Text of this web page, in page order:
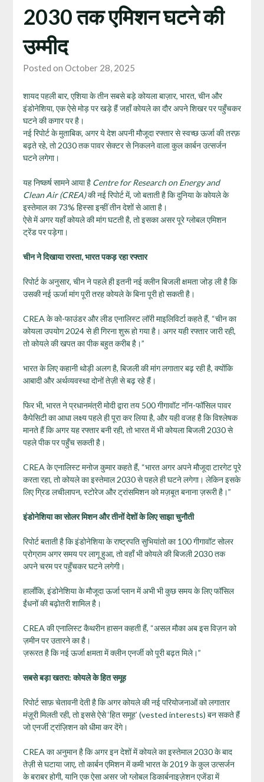
2030 तक एमिशन घटने की
उम्मीद
Posted on October 28, 2025
शायद पहली बार, एशिया के तीन सबसे बड़े कोयला बाज़ार, भारत, चीन और
इंडोनेशिया, एक ऐसे मोड़ पर खड़े हैं जहाँ कोयले का दौर अपने शिखर पर पहुँचकर
घटने की कगार पर है।
नई रिपोर्ट के मुताबिक, अगर ये देश अपनी मौजूदा रफ्तार से स्वच्छ ऊर्जा की तरफ़
बढ़ते रहे, तो 2030 तक पावर सेक्टर से निकलने वाला कुल कार्बन उत्सर्जन
घटने लगेगा।
यह निष्कर्ष सामने आया है Centre for Research on Energy and
Clean Air (CREA)की नई रिपोर्ट में, जो बताती है कि दुनिया के कोयले के
इस्तेमाल का 73% हिस्सा इन्हीं तीन देशों से आता है।
ऐसे में अगर यहाँ कोयले की मांग घटती है, तो इसका असर पूरे ग्लोबल एमिशन
ट्रेंड पर पड़ेगा।
चीन ने दिखाया रास्ता,भारत पकड़ रहा रफ्तार
रिपोर्ट के अनुसार, चीन ने पहले ही इतनी नई क्लीन बिजली क्षमता जोड़ ली है कि
उसकी नई ऊर्जा मांग पूरी तरह कोयले के बिना पूरी हो सकती है।
CREA के को-फाउंडर और लीड एनालिस्ट लॉरी माइलिविर्टा कहते हैं, “चीन का
कोयला उपयोग 2024 से ही गिरना शुरू हो गया है। अगर यही रफ्तार जारी रही,
तो कोयले की खपत का पीक बहुत करीब है।”
भारत के लिए कहानी थोड़ी अलग है, बिजली की मांग लगातार बढ़ रही है, क्योंकि
आबादी और अर्थव्यवस्था दोनों तेज़ी से बढ़ रहे हैं।
फिर भी, भारत ने प्रधानमंत्री मोदी द्वारा तय 500 गीगावॉट नॉन-फॉसिल पावर
कैपेसिटी का आधा लक्ष्य पहले ही पूरा कर लिया है, और यही वजह है कि विश्लेषक
मानते हैं कि अगर यह रफ्तार बनी रही, तो भारत में भी कोयला बिजली 2030 से
पहले पीक पर पहुँच सकती है।
CREA के एनालिस्ट मनोज कुमार कहते हैं, “भारत अगर अपने मौजूदा टारगेट पूरे
करता रहा, तो कोयले का इस्तेमाल 2030 से पहले ही घटने लगेगा। लेकिन इसके
लिए ग्रिड लचीलापन, स्टोरेज और ट्रांसमिशन को मज़बूत बनाना ज़रूरी है।”
इंडोनेशिया का सोलर मिशन और तीनों देशों के लिए साझा चुनौती
रिपोर्ट बताती है कि इंडोनेशिया के राष्ट्रपति सुभियांतो का 100 गीगावॉट सोलर
प्रोग्राम अगर समय पर लागू हुआ, तो वहाँ भी कोयले की बिजली 2030 तक
अपने चरम पर पहुँचकर घटने लगेगी।
हालाँकि, इंडोनेशिया के मौजूदा ऊर्जा प्लान में अभी भी कुछ समय के लिए फॉसिल
ईंधनों की बढ़ोतरी शामिल है।
CREA की एनालिस्ट कैथरीन हासन कहती हैं, “असल मौका अब इस विज़न को
ज़मीन पर उतारने का है।
ज़रूरत है कि नई ऊर्जा क्षमता में क्लीन एनर्जी को पूरी बढ़त मिले।”
सबसे बड़ा खतरा: कोयले के हित समूह
रिपोर्ट साफ़ चेतावनी देती है कि अगर कोयले की नई परियोजनाओं को लगातार
मंज़ूरी मिलती रही, तो इससे ऐसे ‘हित समूह’ (vested interests) बन सकते हैं
जो एनर्जी ट्रांज़िशन को धीमा कर देंगे।
CREA का अनुमान है कि अगर इन देशों में कोयले का इस्तेमाल 2030 के बाद
तेज़ी से घटाया जाए, तो कार्बन एमिशन में कमी भारत के 2019 के कुल उत्सर्जन
के बराबर होगी, यानि एक ऐसा असर जो ग्लोबल डिकार्बनाइज़ेशन एजेंडा में